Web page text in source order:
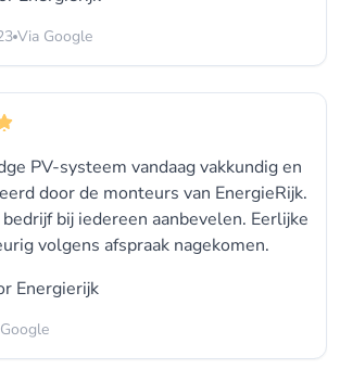
Via Google
PV-systeem vandaag vakkundig en
door de monteurs van EnergieRijk.
bij iedereen aanbevelen. Eerlijke
volgens afspraak nagekomen.
Energierijk